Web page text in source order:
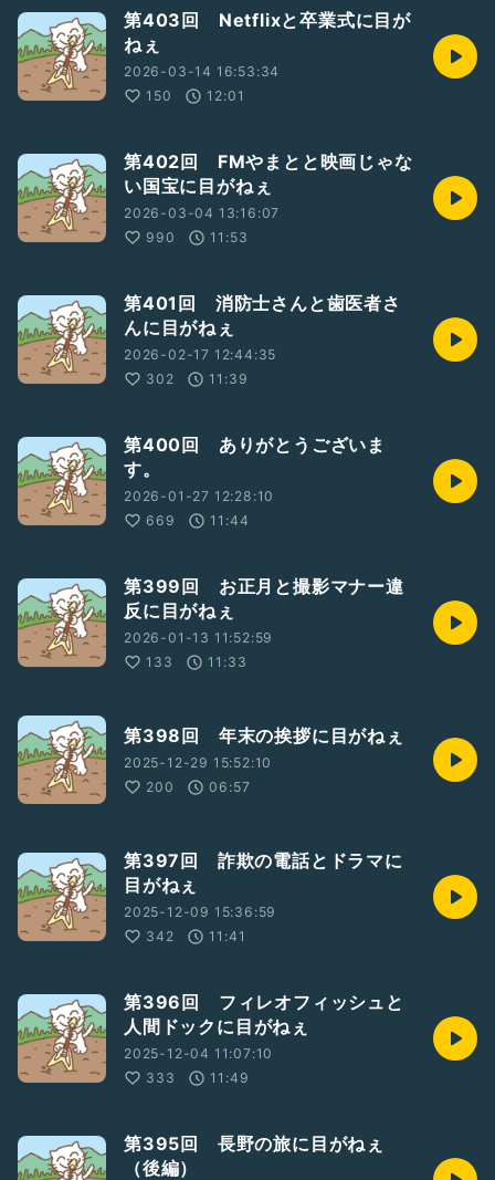
第403回 Netflixと卒業式に目が
ねぇ
2026-03-14 16:53:34
150
12:01
第402回 FMやまとと映画じゃな
い国宝に目がねぇ
2026-03-04 13:16:07
990
11:53
第401回 消防士さんと歯医者さ
んに目がねぇ
2026-02-17 12:44:35
302
11:39
第400回 ありがとうございま
す。
2026-01-27 12:28:10
669
11:44
第399回 お正月と撮影マナー違
反に目がねぇ
2026-01-13 11:52:59
133
11:33
第398回 年末の挨拶に目がねぇ
2025-12-29 15:52:10
200
06:57
第397回 詐欺の電話とドラマに
目がねぇ
2025-12-09 15:36:59
342
11:41
第396回 フィレオフィッシュと
人間ドックに目がねぇ
2025-12-04 11:07:10
333
11:49
第395回 長野の旅に目がねぇ
（後編）